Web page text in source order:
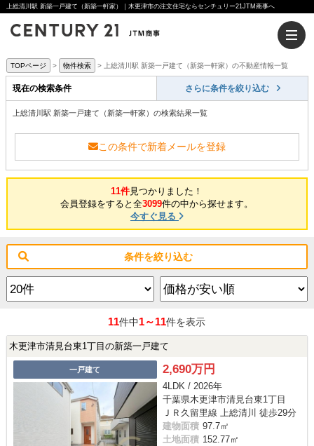
上総清川駅 新築一戸建て（新築一軒家）｜木更津市の注文住宅ならセンチュリー21JTM商事へ
TOPページ 物件検索 上総清川駅 新築一戸建て（新築一軒家）の不動産情報一覧
現在の検索条件 さらに条件を絞り込む
上総清川駅 新築一戸建て（新築一軒家）の検索結果一覧
この条件で新着メールを登録
11件見つかりました！
会員登録をすると全3099件の中から探せます。
今すぐ見る
条件を絞り込む
11件中1～11件を表示
木更津市清見台東1丁目の新築一戸建て
一戸建て 2,690万円
4LDK / 2026年
千葉県木更津市清見台東1丁目
ＪＲ久留里線 上総清川 徒歩29分
建物面積 97.7㎡
土地面積 152.77㎡